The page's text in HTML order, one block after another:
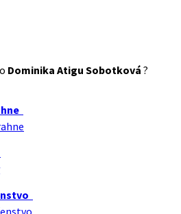
Dominika Atigu Sobotková ?